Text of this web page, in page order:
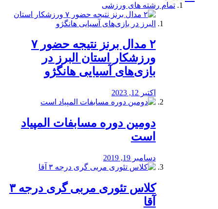
تمام رشته های ورزشی
۲ مدال برنز نتیجه حضور ۷
ورزشکار استان البرز در
بازی‌های آسیایی هانگژو
اکتبر 12, 2023
دومین دوره مسابفات المپیاد
است
دسامبر 19, 2019
کلاس تئوری مربی گری درجه ۳
آقا